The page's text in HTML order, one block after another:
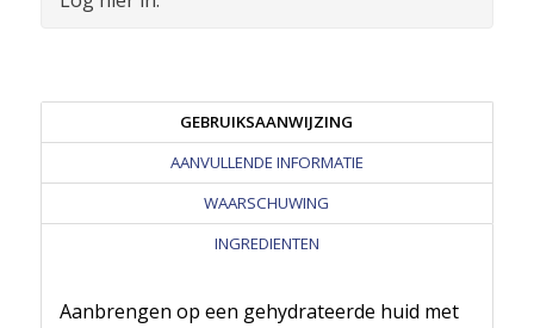
GEBRUIKSAANWIJZING
AANVULLENDE INFORMATIE
WAARSCHUWING
INGREDIENTEN
Aanbrengen op een gehydrateerde huid met